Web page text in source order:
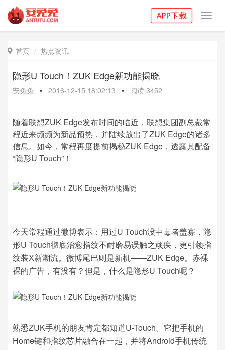
 首页 热点资讯
隐形U Touch！ZUK Edge新功能揭晓
安兔兔 • 2016-12-15 18:02:13 • 阅读 3452
随着联想ZUK Edge发布时间的临近，联想集团副总裁常
程近来频频为新品预热，并陆续放出了ZUK Edge的诸多
信息。如今，常程再度提前揭秘ZUK Edge，透露其配备
“隐形U Touch”！
今天常程通过微博表示：用过U Touch没中毒者盖寡，隐
形U Touch彻底治愈指纹不耐磨易误触之顽疾，更引领指
纹装X新潮流。微博尾巴则是新机——ZUK Edge。赤裸
裸的广告，有没有？但是，什么是隐形U Touch呢？
熟悉ZUK手机的朋友肯定都知道U-Touch。它把手机的
Home键和指纹芯片融合在一起，并将Android手机传统